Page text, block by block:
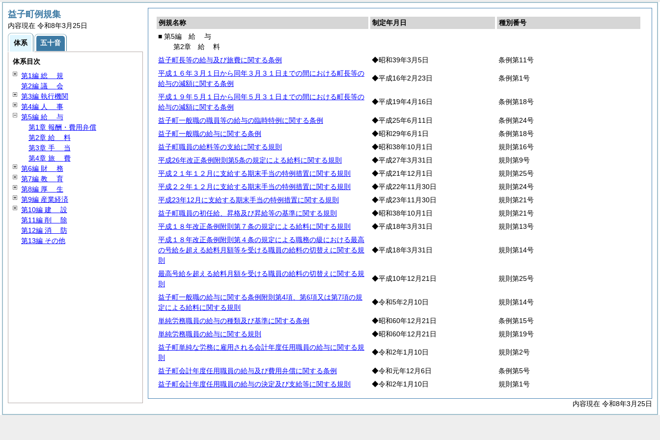
例規名称 制定年月日
種別番号
■ 第5編 給 与
第2章 給料
益子町長等の給与及び旅費に関する条例
◆昭和39年3月5日
条例第11号
平成１６年３月１日から同年３月３１日までの間における町長等の
給与の減額に関する条例
◆平成16年2月23日 条例第1号
平成１９年５月１日から同年５月３１日までの間における町長等の
給与の減額に関する条例
◆平成19年4月16日 条例第18号
益子町一般職の職員等の給与の臨時特例に関する条例 ◆平成25年6月11日
条例第24号
益子町一般職の給与に関する条例
◆昭和29年6月1日
条例第18号
益子町職員の給料等の支給に関する規則
◆昭和38年10月1日
規則第16号
平成26年改正条例附則第5条の規定による給料に関する規則
◆平成27年3月31日
規則第9号
平成２１年１２月に支給する期末手当の特例措置に関する規則
◆平成21年12月1日
規則第25号
平成２２年１２月に支給する期末手当の特例措置に関する規則
◆平成22年11月30日
規則第24号
平成23年12月に支給する期末手当の特例措置に関する規則
◆平成23年11月30日
規則第21号
益子町職員の初任給、昇格及び昇給等の基準に関する規則
◆昭和38年10月1日
規則第21号
平成１８年改正条例附則第７条の規定による給料に関する規則
◆平成18年3月31日
規則第13号
平成１８年改正条例附則第４条の規定による職務の級における最高
の号給を超える給料月額等を受ける職員の給料の切替えに関する規
則
◆平成18年3月31日 規則第14号
最高号給を超える給料月額を受ける職員の給料の切替えに関する規
則
◆平成10年12月21日 規則第25号
益子町一般職の給与に関する条例附則第4項、第6項又は第7項の規
定による給料に関する規則
◆令和5年2月10日 規則第14号
単純労務職員の給与の種類及び基準に関する条例 ◆昭和60年12月21日
条例第15号
単純労務職員の給与に関する規則
◆昭和60年12月21日
規則第19号
益子町単純な労務に雇用される会計年度任用職員の給与に関する規
則
◆令和2年1月10日 規則第2号
益子町会計年度任用職員の給与及び費用弁償に関する条例 ◆令和元年12月6日
条例第5号
益子町会計年度任用職員の給与の決定及び支給等に関する規則
◆令和2年1月10日 規則第1号
内容現在 令和8年3月25日
益子町例規集
内容現在 令和8年3月25日
体系 五十音
体系目次
第1編 総 規
第2編 議 会
第3編 執行機関
第4編 人 事
第5編 給 与
第1章 報酬・費用弁償
第2章 給 料
第3章 手 当
第4章 旅 費
第6編 財 務
第7編 教 育
第8編 厚 生
第9編 産業経済
第10編 建 設
第11編 削 除
第12編 消 防
第13編 その他